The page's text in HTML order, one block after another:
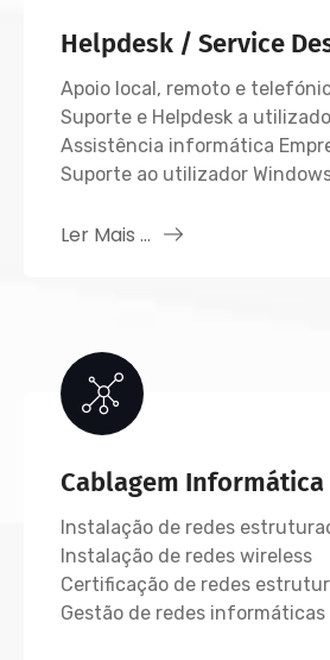
Helpdesk / Service
Apoio local, remoto e
Suporte e Helpdesk a
Assistência informática
Suporte ao utilizador
Ler Mais ...
Cablagem Informática
Instalação de redes
Instalação de redes wireless
Certificação de redes
Gestão de redes informáticas